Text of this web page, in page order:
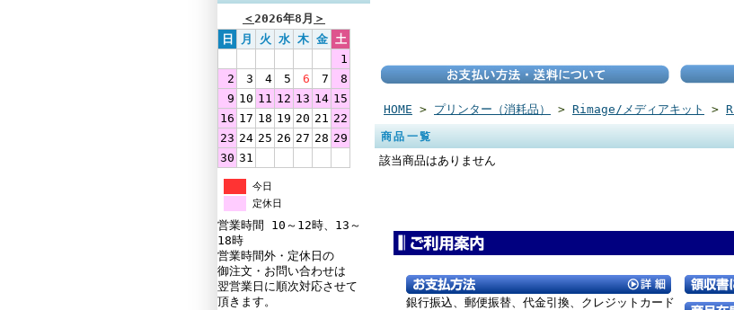
＜2026年8月 ＞
日
月 火 水 木 金 土
1
2
3 4 5 6 7
8
9 10 11 12 13 14 15
16 17 18 19 20 21 22
23 24 25 26 27 28 29
30 31
今日
定休日
営業時間 10～12時、13～
18時
営業時間外・定休日の
御注文・お問い合わせは
翌営業日に順次対応させて
頂きます。
HOME > プリンター（消耗品） > Rimage/メディアキット >
商品一覧
該当商品はありません
銀行振込、郵便振替、 代金引換、クレジットカード